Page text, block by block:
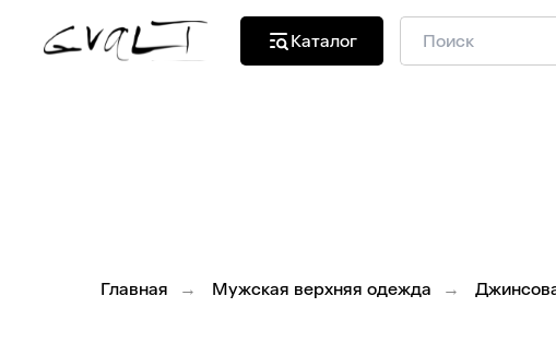
Каталог
Главная → Мужская верхняя одежда →